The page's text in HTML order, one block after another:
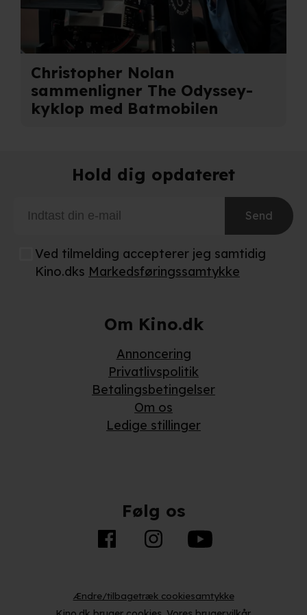
privatlivspolitikog cookiepolitik
Christopher Nolan
sammenligner The Odyssey-
kyklop med Batmobilen
Hold dig opdateret
Send
Ved tilmelding accepterer jeg samtidig
Kino.dks Markedsføringssamtykke
Om Kino.dk
Annoncering
Privatlivspolitik
Betalingsbetingelser
Om os
Ledige stillinger
Følg os
Ændre/tilbagetræk cookiesamtykke